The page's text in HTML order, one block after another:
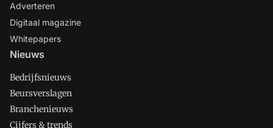
Adverteren
Digitaal magazine
Whitepapers
Nieuws
Bedrijfsnieuws
Beursverslagen
Branchenieuws
Cijfers & trends